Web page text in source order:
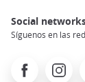
Social
Síguenos en las
Facebook